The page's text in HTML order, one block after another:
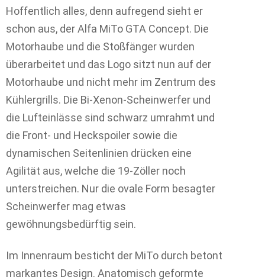
Hoffentlich alles, denn aufregend sieht er
schon aus, der Alfa MiTo GTA Concept. Die
Motorhaube und die Stoßfänger wurden
überarbeitet und das Logo sitzt nun auf der
Motorhaube und nicht mehr im Zentrum des
Kühlergrills. Die Bi-Xenon-Scheinwerfer und
die Lufteinlässe sind schwarz umrahmt und
die Front- und Heckspoiler sowie die
dynamischen Seitenlinien drücken eine
Agilität aus, welche die 19-Zöller noch
unterstreichen. Nur die ovale Form besagter
Scheinwerfer mag etwas
gewöhnungsbedürftig sein.
Im Innenraum besticht der MiTo durch betont
markantes Design. Anatomisch geformte